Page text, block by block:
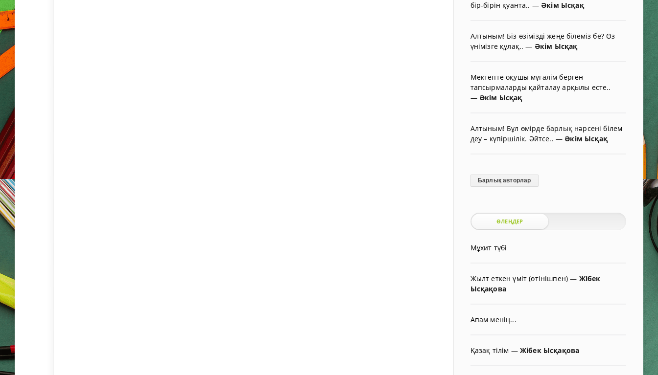
бір-бірін қуанта.. — Әкім Ысқақ
Алтыным! Біз өзімізді жеңе білеміз бе? Өз
үнімізге құлақ..— Әкім Ысқақ
Мектепте оқушы мұғалім берген
тапсырмаларды қайталау арқылы есте..
— Әкім Ысқақ
Алтыным! Бұл өмірде барлық нәрсені білем
деу – күпіршілік. Әйтсе.. — Әкім Ысқақ
Барлық авторлар
ӨЛЕҢДЕР
Мұхит түбі
Жылт еткен үміт (өтінішпен)— Жібек
Ысқақова
Апам менің...
Қазақ тілім — Жібек Ысқақова